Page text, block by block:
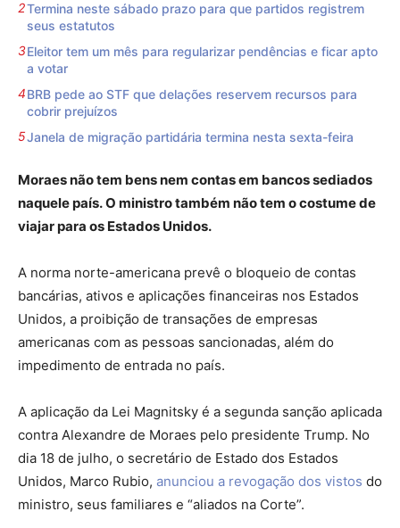
Termina neste sábado prazo para que partidos registrem
seus estatutos
Eleitor tem um mês para regularizar pendências e ficar apto
a votar
BRB pede ao STF que delações reservem recursos para
cobrir prejuízos
Janela de migração partidária termina nesta sexta-feira
Moraes não tem bens nem contas em bancos sediados
naquele país. O ministro também não tem o costume de
viajar para os Estados Unidos.
A norma norte-americana prevê o bloqueio de contas
bancárias, ativos e aplicações financeiras nos Estados
Unidos, a proibição de transações de empresas
americanas com as pessoas sancionadas, além do
impedimento de entrada no país.
A aplicação da Lei Magnitsky é a segunda sanção aplicada
contra Alexandre de Moraes pelo presidente Trump. No
dia 18 de julho, o secretário de Estado dos Estados
Unidos, Marco Rubio, anunciou a revogação dos vistos do
ministro, seus familiares e “aliados na Corte”.